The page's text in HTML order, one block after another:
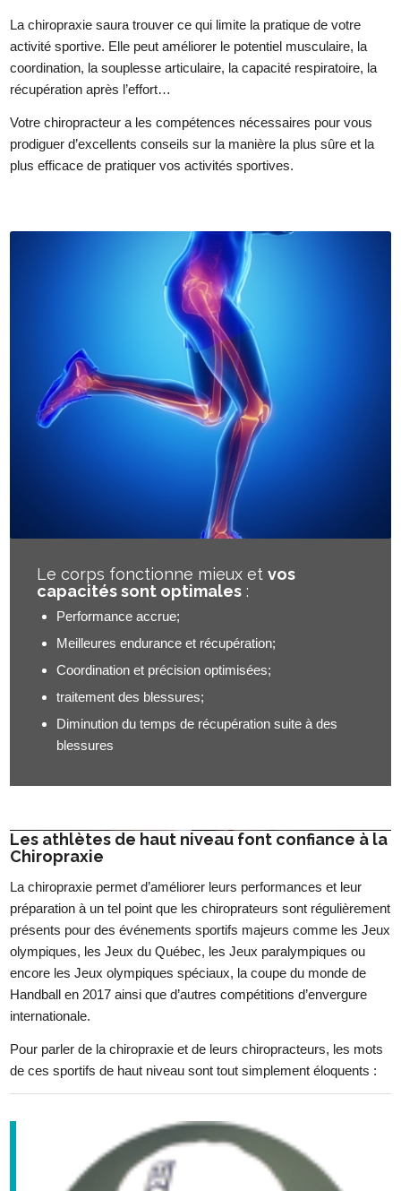
La chiropraxie saura trouver ce qui limite la pratique de votre
activité sportive. Elle peut améliorer le potentiel musculaire, la
coordination, la souplesse articulaire, la capacité respiratoire, la
récupération après l’effort…
Votre chiropracteur a les compétences nécessaires pour vous
prodiguer d’excellents conseils sur la manière la plus sûre et la
plus efficace de pratiquer vos activités sportives.
Le corps fonctionne mieux etvos
capacités sont optimales :
Performance accrue;
Meilleures endurance et récupération;
Coordination et précision optimisées;
traitement des blessures;
Diminution du temps de récupération suite à des
blessures
Les athlètes de haut niveau font confiance à la
Chiropraxie
La chiropraxie permet d’améliorer leurs performances et leur
préparation à un tel point que les chiroprateurs sont régulièrement
présents pour des événements sportifs majeurs comme les Jeux
olympiques, les Jeux du Québec, les Jeux paralympiques ou
encore les Jeux olympiques spéciaux, la coupe du monde de
Handball en 2017 ainsi que d’autres compétitions d’envergure
internationale.
Pour parler de la chiropraxie et de leurs chiropracteurs, les mots
de ces sportifs de haut niveau sont tout simplement éloquents :